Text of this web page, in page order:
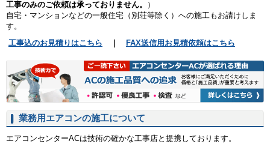
工事のみのご依頼は承っておりません。
）
自宅・マンションなどの一般住宅（別荘等除く）への施工もお請けしま
す。
工事込のお見積りはこちら ｜ FAX送信用お見積依頼はこちら
業務用エアコンの施工について
エアコンセンターACは技術の確かな工事店と提携しております。